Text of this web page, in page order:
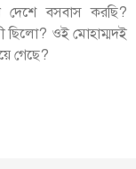
বসবাস করছি?
ছিলো? ওই মোহাম্মদই
গেছে?